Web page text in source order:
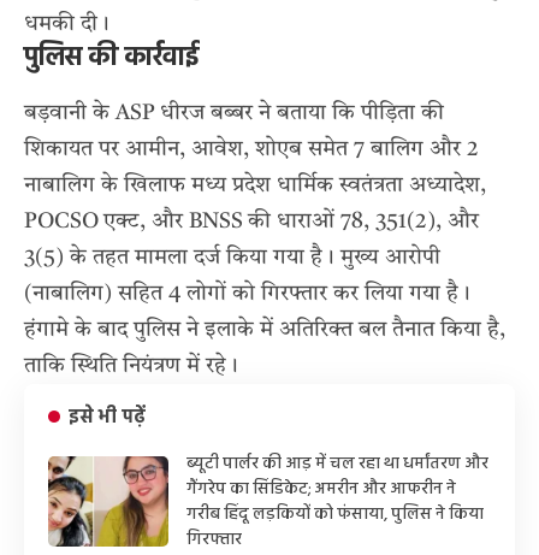
धमकी दी।
पुलिस की कार्रवाई
बड़वानी के ASP धीरज बब्बर ने बताया कि पीड़िता की
शिकायत पर आमीन, आवेश, शोएब समेत 7 बालिग और 2
नाबालिग के खिलाफ मध्य प्रदेश धार्मिक स्वतंत्रता अध्यादेश,
POCSO एक्ट, और BNSS की धाराओं 78, 351(2), और
3(5) के तहत मामला दर्ज किया गया है। मुख्य आरोपी
(नाबालिग) सहित 4 लोगों को गिरफ्तार कर लिया गया है।
हंगामे के बाद पुलिस ने इलाके में अतिरिक्त बल तैनात किया है,
ताकि स्थिति नियंत्रण में रहे।
इसे भी पढ़ें
ब्यूटी पार्लर की आड़ में चल रहा था धर्मांतरण और
गैंगरेप का सिंडिकेट; अमरीन और आफरीन ने
गरीब हिंदू लड़कियों को फंसाया, पुलिस ने किया
गिरफ्तार